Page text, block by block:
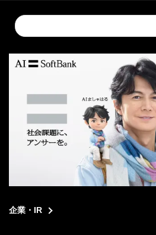
Conduct
a
企業・IR